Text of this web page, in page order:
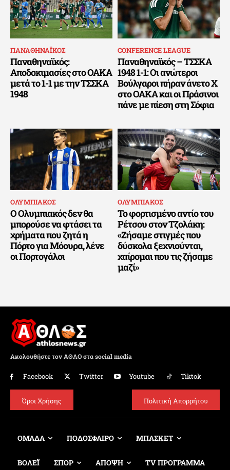
ΠΑΝΑΘΗΝΑΪΚΟΣ
Παναθηναϊκός:
Αποδοκιμασίες στο ΟΑΚΑ
μετά το 1-1 με την ΤΣΣΚΑ
1948
CONFERENCE LEAGUE
Παναθηναϊκός – ΤΣΣΚΑ
1948 1-1: Οι ανώτεροι
Βούλγαροι πήραν άνετο Χ
στο ΟΑΚΑ και οι Πράσινοι
πάνε με πίεση στη Σόφια
ΟΛΥΜΠΙΑΚΟΣ
Ο Ολυμπιακός δεν θα
μπορούσε να φτάσει τα
χρήματα που ζητά η
Πόρτο για Μόουρα, λένε
οι Πορτογάλοι
ΟΛΥΜΠΙΑΚΟΣ
Το φορτισμένο αντίο του
Ρέτσου στον Τζολάκη:
«Ζήσαμε στιγμές που
δύσκολα ξεχνιούνται,
χαίρομαι που τις ζήσαμε
μαζί»
Ακολουθήστε τον ΑΘΛΟ στα social media
Facebook Twitter Youtube Tiktok
Όροι Χρήσης Πολιτική Απορρήτου
ΟΜΑΔΑ ΠΟΔΟΣΦΑΙΡΟ ΜΠΑΣΚΕΤ
ΒΟΛΕΪ ΣΠΟΡ ΑΠΟΨΗ TV ΠΡΟΓΡΑΜΜΑ